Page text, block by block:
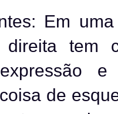
Em
direita tem
de